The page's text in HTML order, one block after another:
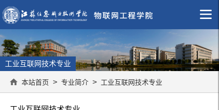
工业互联网技术专业
本站首页 > 专业简介 > 工业互联网技术专业